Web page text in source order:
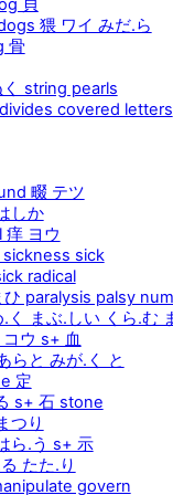
貝
猥 ワイ みだ.ら
骨
string pearls
covered letters
畷 テツ
しか
ヨウ
sickness sick
radical
paralysis palsy
まぶ.しい くら.む
ウ s+ 血
らと みが.く と
定
s+ 石 stone
つり
ら.う s+ 示
たた.り
govern